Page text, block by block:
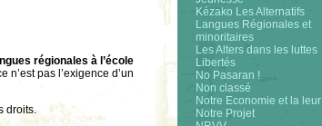
régionales à l’école
pas l’exigence d’un
droits.
Kézako Les Alternatifs
Langues Régionales et
minoritaires
Les Alters dans les luttes
Libertés
No Pasaran !
Non classé
Notre Economie et la leur
Notre Projet